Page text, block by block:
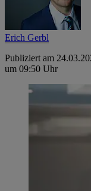
Erich Gerbl
Publiziert am
um 09:50 Uhr